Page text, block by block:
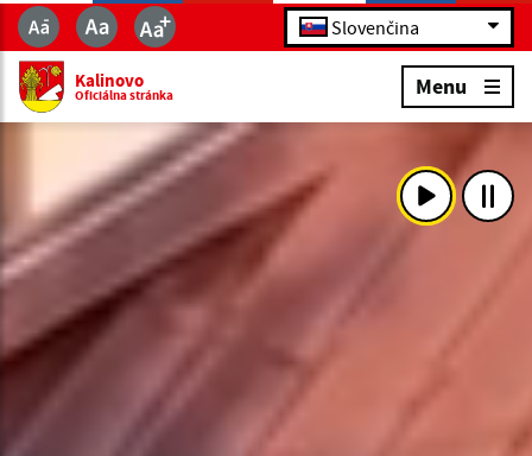
Slovenčina
Kalinovo
Oficiálna stránka Menu